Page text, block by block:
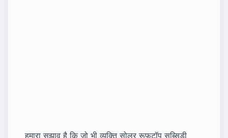
हमारा सुझाव है कि जो भी व्यक्ति सोलर रूफटॉप सब्सिडी